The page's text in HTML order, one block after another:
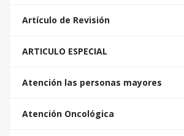
Artículo de Revisión
ARTICULO ESPECIAL
Atención las personas mayores
Atención Oncológica